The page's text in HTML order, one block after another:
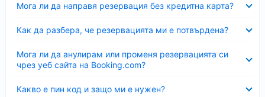
Мога ли да направя резервация без кредитна карта?
Как да разбера, че резервацията ми е потвърдена?
Мога ли да анулирам или променя резервацията си
чрез уеб сайта на Booking.com?
Какво е пин код и защо ми е нужен?